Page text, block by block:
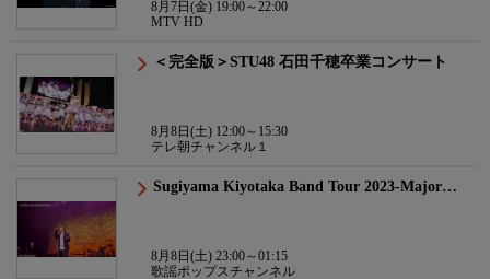
8月7日(金) 19:00～22:00
MTV HD
＜完全版＞STU48 石田千穂卒業コンサート
8月8日(土) 12:00～15:30
テレ朝チャンネル１
Sugiyama Kiyotaka Band Tour 2023-Major…
8月8日(土) 23:00～01:15
歌謡ポップスチャンネル